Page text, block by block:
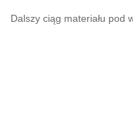
Dalszy ciąg materiału pod